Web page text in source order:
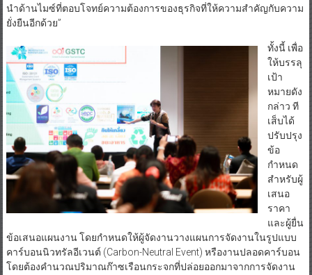
นำด้านไมซ์ที่ตอบโจทย์ความต้องการของธุรกิจที่ให้ความสำคัญกับความ
ยั่งยืนอีกด้วย”
ทั้งนี้ เพื่อ
ให้บรรลุ
เป้า
หมายดัง
กล่าว ที
เส็บได้
ปรับปรุง
ข้อ
กำหนด
สำหรับผู้
เสนอ
ราคา
และผู้ยื่น
ข้อเสนอแผนงาน โดยกำหนดให้ผู้จัดงานวางแผนการจัดงานในรูปแบบ
คาร์บอนนิวทรัลอีเวนต์ (Carbon-Neutral Event) หรืองานปลอดคาร์บอน
โดยต้องคำนวณปริมาณก๊าซเรือนกระจกที่ปล่อยออกมาจากการจัดงาน